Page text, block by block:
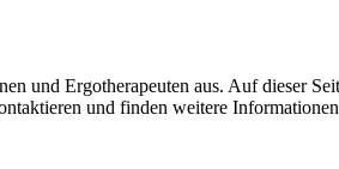
und Ergotherapeuten aus. Auf dieser
und finden weitere